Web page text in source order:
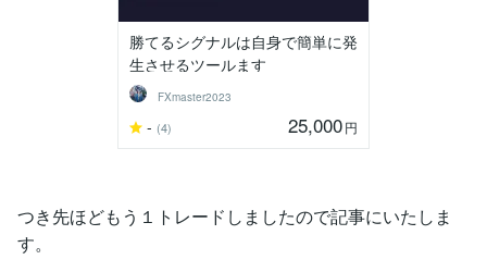
勝てるシグナルは自身で簡単に発
生させるツールます
FXmaster2023
- (4) 25,000円
つき先ほどもう１トレードしましたので記事にいたしま
す。